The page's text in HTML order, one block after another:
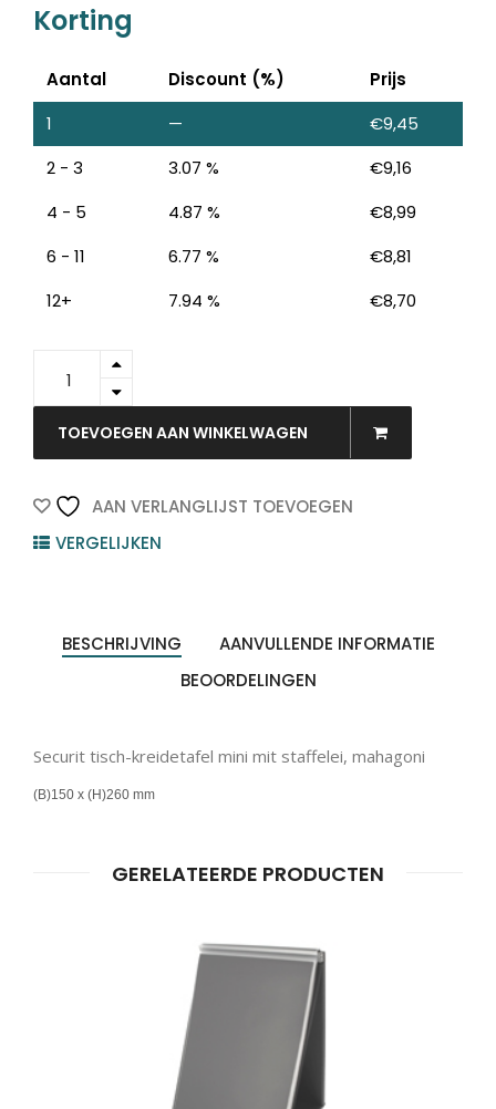
Korting
Aantal Discount (%)
Prijs
1
— €9,45
2 - 3
3.07 % €9,16
4 - 5
4.87 % €8,99
6 - 11
6.77 % €8,81
12+
7.94 % €8,70
KR-
-
Krijtbord
150x260mm
1st
TOEVOEGEN AAN WINKELWAGEN
AAN VERLANGLIJST TOEVOEGEN
VERGELIJKEN
BESCHRIJVING
AANVULLENDE INFORMATIE
BEOORDELINGEN
Securit tisch-kreidetafel mini mit staffelei, mahagoni
(B)150 x (H)260 mm
GERELATEERDE PRODUCTEN
Producten
ZOEKEN